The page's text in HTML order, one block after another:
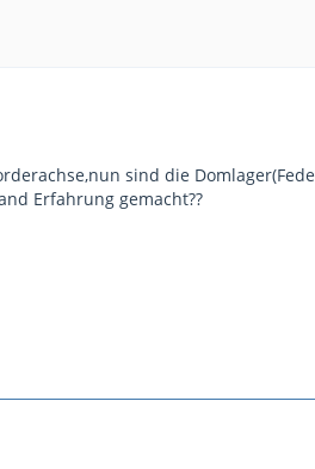
sind die
Erfahrung gemacht??